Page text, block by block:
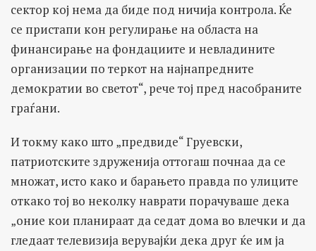
сектор кој нема да биде под ничија контрола. Ќе
се пристапи кон регулирање на областа на
финансирање на фондациите и невладините
организации по теркот на најнапредните
демократии во светот“, рече тој пред насобраните
граѓани.
И токму како што „предвиде“ Груевски,
патриотските здруженија оттогаш почнаа да се
множат, исто како и барањето правда по улиците
откако тој во неколку наврати порачуваше дека
„оние кои планираат да седат дома во влечки и да
гледаат телевизија верувајќи дека друг ќе им ја